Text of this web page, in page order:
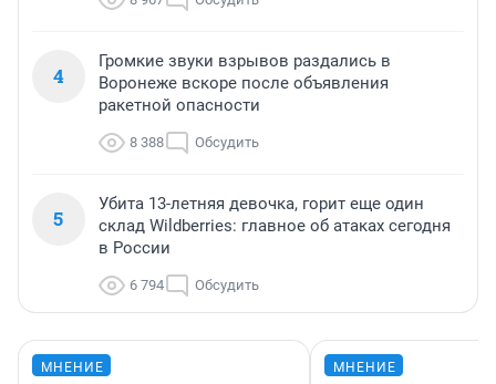
4
Громкие звуки взрывов раздались в
Воронеже вскоре после объявления
ракетной опасности
8 388 Обсудить
5
Убита 13-летняя девочка, горит еще один
склад Wildberries: главное об атаках сегодня
в России
6 794 Обсудить
МНЕНИЕ МНЕНИЕ